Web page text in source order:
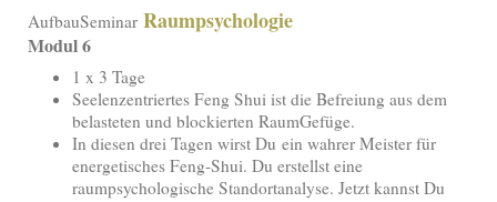
AufbauSeminar Raumpsychologie
Modul 6
1 x 3 Tage
Seelenzentriertes Feng Shui ist die Befreiung aus dem
belasteten und blockierten RaumGefüge.
In diesen drei Tagen wirst Du ein wahrer Meister für
energetisches Feng-Shui. Du erstellst eine
raumpsychologische Standortanalyse. Jetzt kannst Du